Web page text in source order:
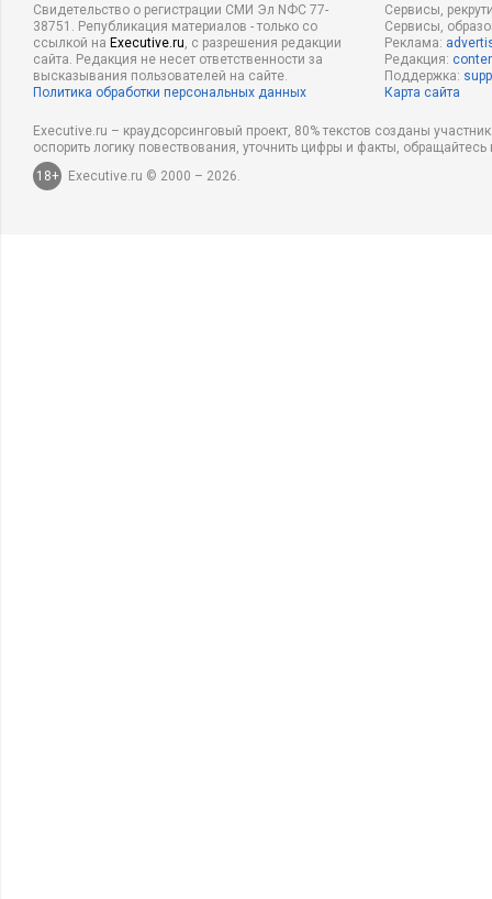
Свидетельство о регистрации СМИ Эл NФС 77-
38751. Републикация материалов - только со
ссылкой на Executive.ru, с разрешения редакции
сайта. Редакция не несет ответственности за
высказывания пользователей на сайте.
Политика обработки персональных данных
Сервисы,
Сервисы,
Реклама:
Редакция:
Поддержка:
Карта сайта
Executive.ru – краудсорсинговый проект, 80% текстов созданы
оспорить логику повествования, уточнить цифры и факты,
18+
Executive.ru © 2000 – 2026.